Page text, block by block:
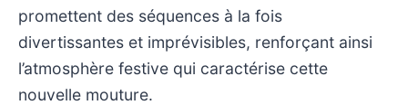
promettent des séquences à la fois
divertissantes et imprévisibles, renforçant ainsi
l’atmosphère festive qui caractérise cette
nouvelle mouture.